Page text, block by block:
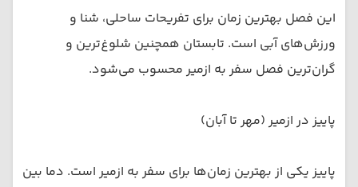
این فصل بهترین زمان برای تفریحات ساحلی، شنا و
ورزش‌های آبی است. تابستان همچنین شلوغ‌ترین و
گران‌ترین فصل سفر به ازمیر محسوب می‌شود.
پاییز در ازمیر (مهر تا آبان)
پاییز یکی از بهترین زمان‌ها برای سفر به ازمیر است. دما بین